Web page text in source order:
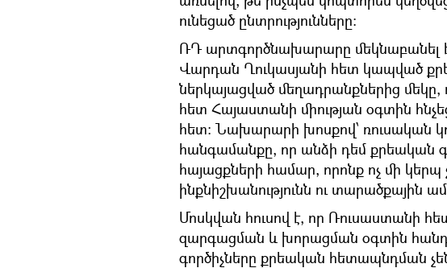
ունեցած ընտրությունները։
ՌԴ արտգործնախարարը մեկնաբանել
Վարդան Ղուկասյանի հետ կապված
ներկայացված մեղադրանքներից
հետ Հայաստանի միության օգտին
հետ։ Նախարարի խոսքով՝ ռուսական
հանգամանքը, որ անձի դեմ քրեական
հայացքների համար, որոնք ոչ մի
ինքնիշխանությունն ու տարածքային
Մոսկվան հուսով է, որ Ռուսաստանի
զարգացման և խորացման օգտին
գործիչները քրեական հետապնդման